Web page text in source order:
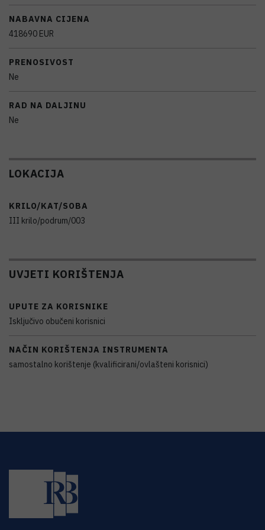
NABAVNA CIJENA
418690 EUR
PRENOSIVOST
Ne
RAD NA DALJINU
Ne
LOKACIJA
KRILO/KAT/SOBA
III krilo/podrum/003
UVJETI KORIŠTENJA
UPUTE ZA KORISNIKE
Isključivo obučeni korisnici
NAČIN KORIŠTENJA INSTRUMENTA
samostalno korištenje (kvalificirani/ovlašteni korisnici)